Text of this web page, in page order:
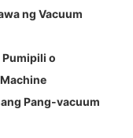
ng Vacuum
Pumipili o
Pang-vacuum